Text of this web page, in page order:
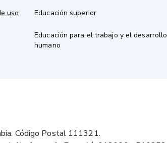
uso Educación superior
Educación para el trabajo y el desarrollo
humano
Código Postal 111321.